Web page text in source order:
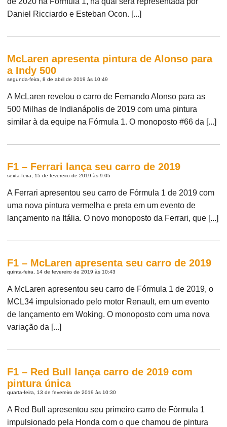
Daniel Ricciardo e Esteban Ocon. [...]
McLaren apresenta pintura de Alonso para
a Indy 500
segunda-feira, 8 de abril de 2019 às 10:49
A McLaren revelou o carro de Fernando Alonso para as
500 Milhas de Indianápolis de 2019 com uma pintura
similar à da equipe na Fórmula 1. O monoposto #66 da [...]
F1 – Ferrari lança seu carro de 2019
sexta-feira, 15 de fevereiro de 2019 às 9:05
A Ferrari apresentou seu carro de Fórmula 1 de 2019 com
uma nova pintura vermelha e preta em um evento de
lançamento na Itália. O novo monoposto da Ferrari, que [...]
F1 – McLaren apresenta seu carro de 2019
quinta-feira, 14 de fevereiro de 2019 às 10:43
A McLaren apresentou seu carro de Fórmula 1 de 2019, o
MCL34 impulsionado pelo motor Renault, em um evento
de lançamento em Woking. O monoposto com uma nova
variação da [...]
F1 – Red Bull lança carro de 2019 com
pintura única
quarta-feira, 13 de fevereiro de 2019 às 10:30
A Red Bull apresentou seu primeiro carro de Fórmula 1
impulsionado pela Honda com o que chamou de pintura